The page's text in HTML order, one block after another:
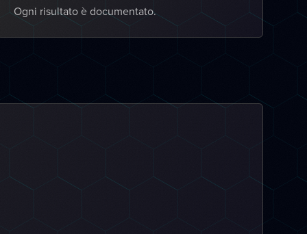
Ogni risultato è documentato.